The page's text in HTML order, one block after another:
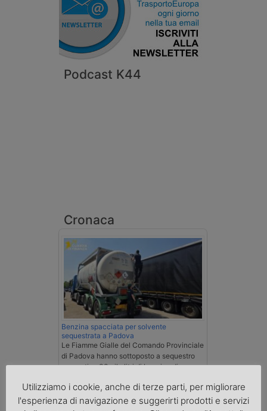
Podcast K44
Cronaca
Benzina spacciata per solvente
sequestrata a Padova
Le Fiamme Gialle del Comando Provinciale
di Padova hanno sottoposto a sequestro
preventivo 33mila litri di benzina di
nei documenti di trasporto, e
l'autoarticolato utilizzato. Denunciato per
Utilizziamo i cookie, anche di terze parti, per migliorare
l'esperienza di navigazione e suggerirti prodotti e servizi